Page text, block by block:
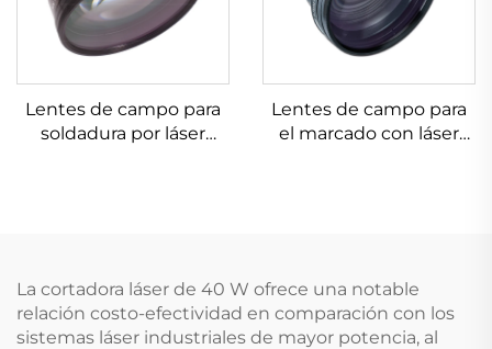
Lentes de campo para
soldadura por láser
Lentes de campo para
el marcado con láser
La cortadora láser de 40 W ofrece una notable
relación costo-efectividad en comparación con los
sistemas láser industriales de mayor potencia, al